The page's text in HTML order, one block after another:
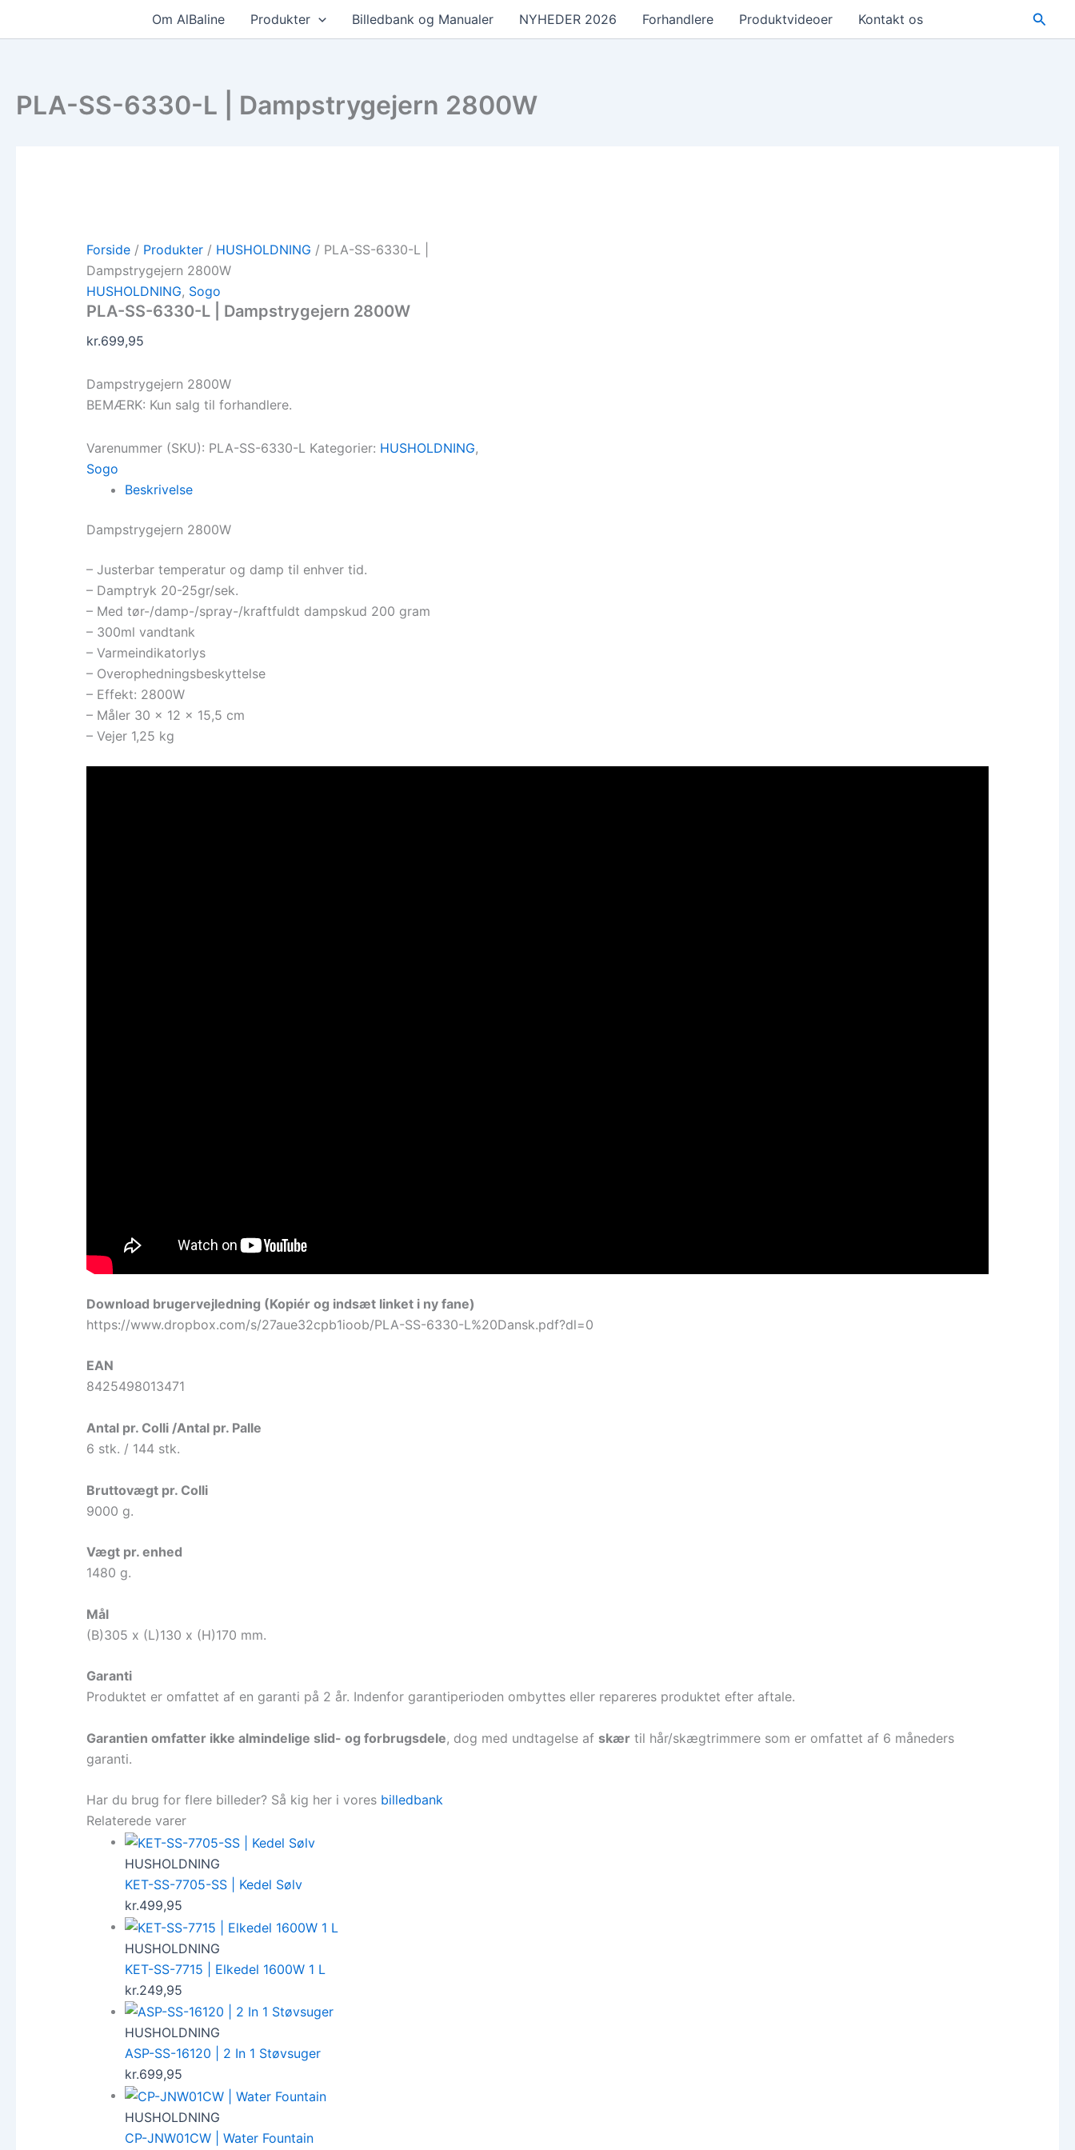
Om AlBaline Produkter Billedbank og Manualer NYHEDER 2026 Forhandlere Produktvideoer Kontakt os Søg
PLA-SS-6330-L | Dampstrygejern 2800W
Forside / Produkter / HUSHOLDNING / PLA-SS-6330-L |
Dampstrygejern 2800W
HUSHOLDNING, Sogo
PLA-SS-6330-L | Dampstrygejern 2800W
kr.699,95
Dampstrygejern 2800W
BEMÆRK: Kun salg til forhandlere.
Varenummer (SKU): PLA-SS-6330-L Kategorier: HUSHOLDNING,
Sogo
Beskrivelse
Dampstrygejern 2800W
– Justerbar temperatur og damp til enhver tid.
– Damptryk 20-25gr/sek.
– Med tør-/damp-/spray-/kraftfuldt dampskud 200 gram
– 300ml vandtank
– Varmeindikatorlys
– Overophedningsbeskyttelse
– Effekt: 2800W
– Måler 30 x 12 x 15,5 cm
– Vejer 1,25 kg
Download brugervejledning (Kopiér og indsæt linket i ny fane)
https://www.dropbox.com/s/27aue32cpb1ioob/PLA-SS-6330-L%20Dansk.pdf?dl=0
EAN
8425498013471
Antal pr. Colli /Antal pr. Palle
6 stk. / 144 stk.
Bruttovægt pr. Colli
9000 g.
Vægt pr. enhed
1480 g.
Mål
(B)305 x (L)130 x (H)170 mm.
Garanti
Produktet er omfattet af en garanti på 2 år. Indenfor garantiperioden ombyttes eller repareres produktet efter aftale.
Garantien omfatter ikke almindelige slid- og forbrugsdele, dog med undtagelse af skær til hår/skægtrimmere som er omfattet af 6 måneders
garanti.
Har du brug for flere billeder? Så kig her i vores billedbank
Relaterede varer
HUSHOLDNING
KET-SS-7705-SS | Kedel Sølv
kr.499,95
HUSHOLDNING
KET-SS-7715 | Elkedel 1600W 1 L
kr.249,95
HUSHOLDNING
ASP-SS-16120 | 2 In 1 Støvsuger
kr.699,95
HUSHOLDNING
CP-JNW01CW | Water Fountain